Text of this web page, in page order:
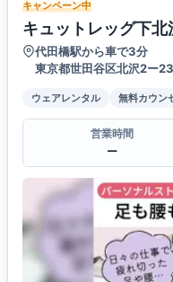
キャンペーン中
キュットレッグ下北
代田橋駅から車で3分
東京都世田谷区北沢2ー
ウェアレンタル 無料カウン
営業時間
ー